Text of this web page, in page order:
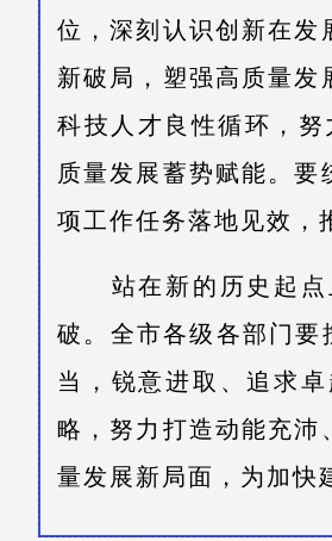
位，深刻认识创新在发
新破局，塑强高质量发
科技人才良性循环，
质量发展蓄势赋能。
项工作任务落地见效，
站在新的历史起
破。全市各级各部门要
当，锐意进取、追求
略，努力打造动能充沛
量发展新局面，为加快